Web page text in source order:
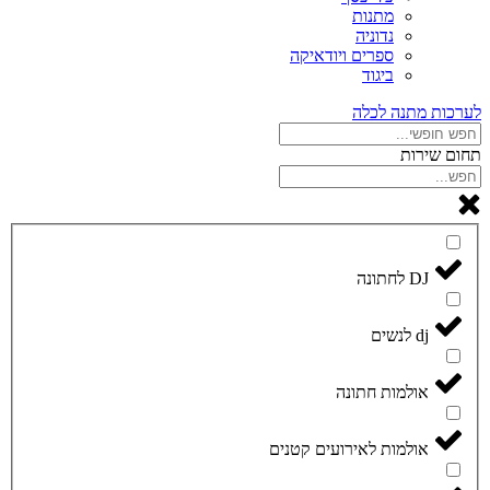
מתנות
נדוניה
ספרים ויודאיקה
ביגוד
לערכות מתנה לכלה
תחום שירות
DJ לחתונה
dj לנשים
אולמות חתונה
אולמות לאירועים קטנים